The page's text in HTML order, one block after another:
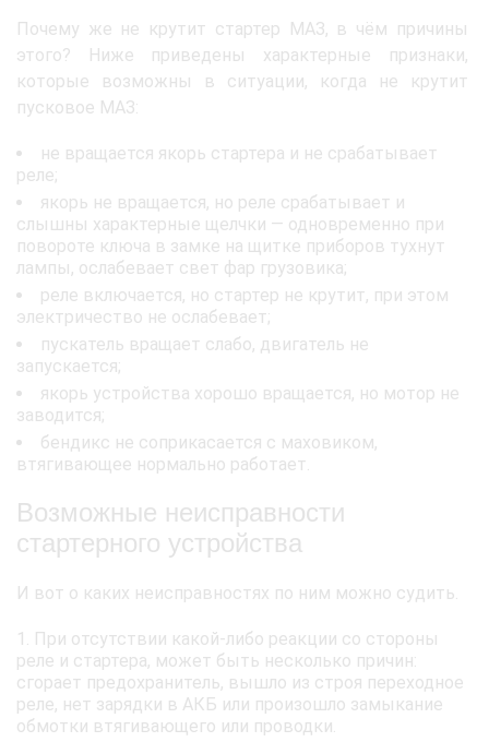
Почему же не крутит стартер МАЗ, в чём причины
этого? Ниже приведены характерные признаки,
которые возможны в ситуации, когда не крутит
пусковое МАЗ:
не вращается якорь стартера и не срабатывает
реле;
якорь не вращается, но реле срабатывает и
слышны характерные щелчки — одновременно при
повороте ключа в замке на щитке приборов тухнут
лампы, ослабевает свет фар грузовика;
реле включается, но стартер не крутит, при этом
электричество не ослабевает;
пускатель вращает слабо, двигатель не
запускается;
якорь устройства хорошо вращается, но мотор не
заводится;
бендикс не соприкасается с маховиком,
втягивающее нормально работает.
Возможные неисправности
стартерного устройства
И вот о каких неисправностях по ним можно судить.
При отсутствии какой-либо реакции со стороны
реле и стартера, может быть несколько причин:
сгорает предохранитель, вышло из строя переходное
реле, нет зарядки в АКБ или произошло замыкание
обмотки втягивающего или проводки.